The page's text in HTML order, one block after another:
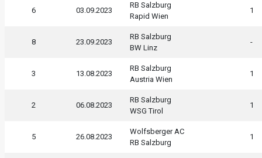
6 03.09.2023
RB Salzburg
Rapid Wien
1
8 23.09.2023
RB Salzburg
BW Linz
-
3 13.08.2023
RB Salzburg
Austria Wien
1
2 06.08.2023
RB Salzburg
WSG Tirol
1
5 26.08.2023
Wolfsberger AC
RB Salzburg
1